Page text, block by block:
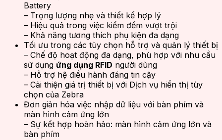
Battery
– Trọng lượng nhẹ và thiết kế hợp lý
– Hiệu quả trong việc kiểm đếm vượt trội
– Khả năng tương thích phụ kiện đa dạng
Tối ưu trong các tùy chọn hỗ trợ và quản lý thiết bị
– Chế độ hoạt động đa dạng, phù hợp với nhu cầu
sử dụng ứng dụng RFID người dùng
– Hỗ trợ hệ điều hành đáng tin cậy
– Cải thiện giá trị thiết bị với Dịch vụ hiển thị tùy
chọn của Zebra
Đơn giản hóa việc nhập dữ liệu với bàn phím và
màn hình cảm ứng lớn
– Sự kết hợp hoàn hảo: màn hình cảm ứng lớn và
bàn phím